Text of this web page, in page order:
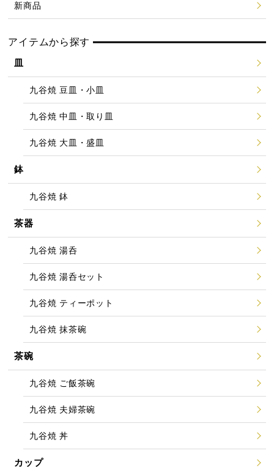
新商品
アイテムから探す
皿
九谷焼 豆皿・小皿
九谷焼 中皿・取り皿
九谷焼 大皿・盛皿
鉢
九谷焼 鉢
茶器
九谷焼 湯呑
九谷焼 湯呑セット
九谷焼 ティーポット
九谷焼 抹茶碗
茶碗
九谷焼 ご飯茶碗
九谷焼 夫婦茶碗
九谷焼 丼
カップ